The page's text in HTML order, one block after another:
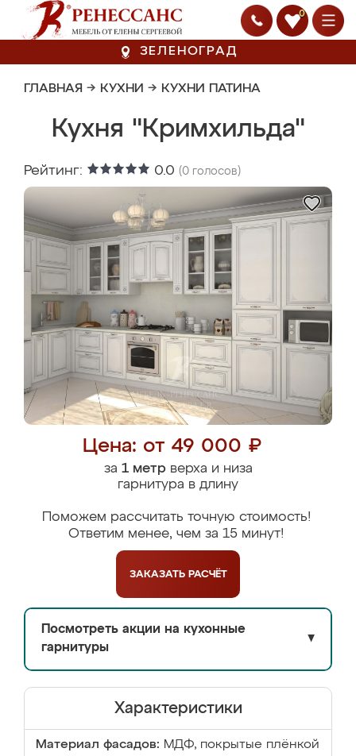
0
ЗЕЛЕНОГРАД
ГЛАВНАЯ → КУХНИ → КУХНИ ПАТИНА
Кухня "Кримхильда"
Рейтинг: 0.0 (0 голосов)
Цена: от 49 000 ₽
за 1 метрверха и низа
гарнитура в длину
Поможем рассчитать точную стоимость!
Ответим менее, чем за 15 минут!
ЗАКАЗАТЬ РАСЧЁТ
Посмотреть акции на кухонные
гарнитуры
▼
Характеристики
Материал фасадов: МДФ, покрытые плёнкой